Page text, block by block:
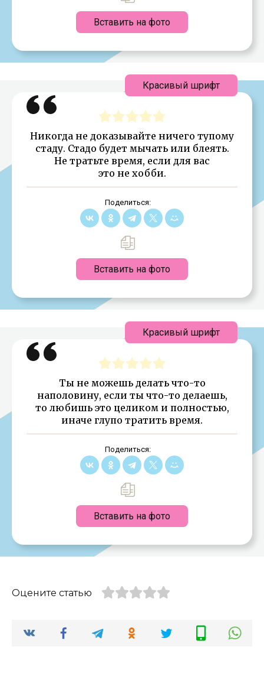
Вставить на фото
Никогда не доказывайте ничего тупому
стаду. Стадо будет мычать или блеять.
Не тратьте время, если для вас
это не хобби.
Поделиться:
Вставить на фото
Красивый шрифт
Ты не можешь делать что-то
наполовину, если ты что-то делаешь,
то любишь это целиком и полностью,
иначе глупо тратить время.
Поделиться:
Вставить на фото
Красивый шрифт
Оцените статью